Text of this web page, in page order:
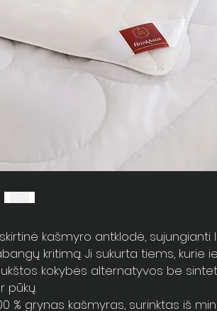
kašmyro antklodė,
kritimą. Ji sukurta tiems, kurie
kokybės alternatyvos be
pūkų.
% grynas kašmyras, surinktas iš